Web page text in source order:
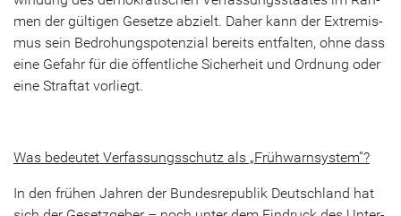
men der gül­ti­gen Ge­set­ze ab­zielt. Daher kann der Ex­tre­mis­
mus sein Be­dro­hungs­po­ten­zi­al be­reits ent­fal­ten, ohne dass
eine Ge­fahr für die öf­fent­li­che Si­cher­heit und Ord­nung oder
eine Straf­tat vor­liegt.
Was be­deu­tet Ver­fas­sungs­schutz als „Früh­warn­sys­tem“?
In den frü­hen Jah­ren der Bun­des­re­pu­blik Deutsch­land hat